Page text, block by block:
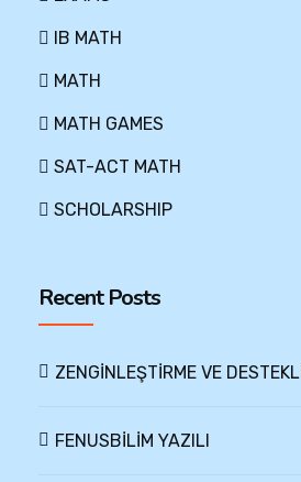
IB MATH
MATH
MATH GAMES
SAT-ACT MATH
SCHOLARSHIP
Recent Posts
ZENGİNLEŞTİRME VE
FENUSBİLİM YAZILI